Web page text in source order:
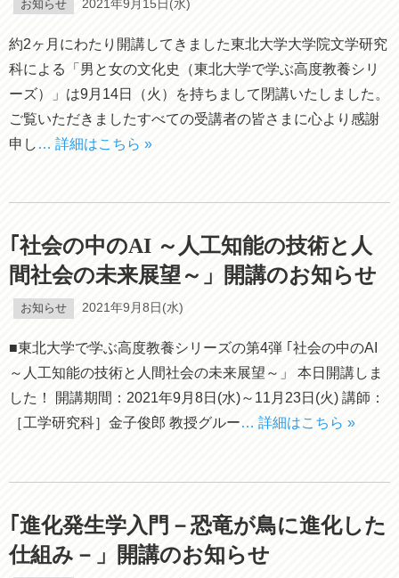
お知らせ 2021年9月15日(水)
約2ヶ月にわたり開講してきました東北大学大学院文学研究
科による「男と女の文化史（東北大学で学ぶ高度教養シリ
ーズ）」は9月14日（火）を持ちまして閉講いたしました。
ご覧いただきましたすべての受講者の皆さまに心より感謝
申し … 詳細はこちら »
｢社会の中のAI ～人工知能の技術と人
間社会の未来展望～」開講のお知らせ
お知らせ 2021年9月8日(水)
■東北大学で学ぶ高度教養シリーズの第4弾 ｢社会の中のAI
～人工知能の技術と人間社会の未来展望～」 本日開講しま
した！ 開講期間：2021年9月8日(水)～11月23日(火) 講師：
［工学研究科］金子俊郎 教授グルー… 詳細はこちら »
｢進化発生学入門－恐竜が鳥に進化した
仕組み－」開講のお知らせ